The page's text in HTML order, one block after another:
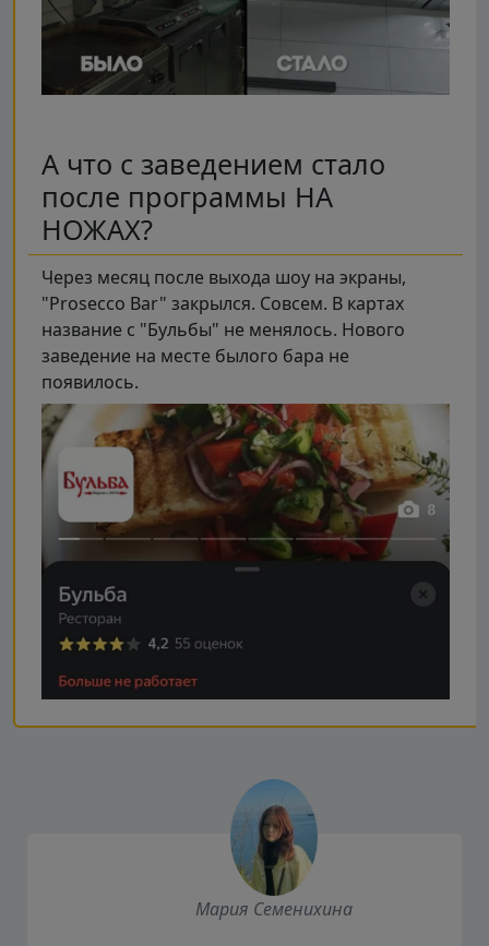
А что с заведением стало
после программы НА
НОЖАХ?
Через месяц после выхода шоу на экраны,
"Prosecco Bar" закрылся. Совсем. В картах
название с "Бульбы" не менялось. Нового
заведение на месте былого бара не
появилось.
Мария Семенихина